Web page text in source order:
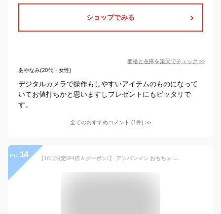
ショップでみる
価格と在庫を楽天でチェック >>
あやなみ(20代・女性)
デジタルカメラで操作もしやすいアイテムのものになって
いてお値打ちかと思いますしプレゼントにもピッタリで
す。
全てのおすすめコメント (1件) >
no. 14 【10日限定!P4倍＆クーポン!】 アンパンマン おもちゃ 《人気の大定番!》 お風呂 知育玩具 おふろでピタッと！あいうえお教室 文字 言葉 ひらがな カタカナ 数字 学習 勉強 お片付け 3歳 4歳 5歳 女の子 男の子 お祝い 誕生日 ☆ プレゼント ギフト 卒園 卒業 入園 入学 新